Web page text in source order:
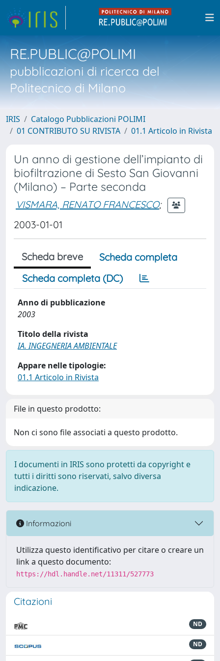
RE.PUBLIC@POLIMI
pubblicazioni di ricerca del
Politecnico di Milano
IRIS
Catalogo Pubblicazioni POLIMI
01 CONTRIBUTO SU RIVISTA
01.1 Articolo in Rivista
Un anno di gestione dell’impianto di
biofiltrazione di Sesto San Giovanni
(Milano) – Parte seconda
VISMARA, RENATO FRANCESCO;
2003-01-01
Scheda breve
Scheda completa
Scheda completa (DC)
Anno di pubblicazione
2003
Titolo della rivista
IA. INGEGNERIA AMBIENTALE
Appare nelle tipologie:
01.1 Articolo in Rivista
File in questo prodotto:
Non ci sono file associati a questo prodotto.
I documenti in IRIS sono protetti da copyright e
tutti i diritti sono riservati, salvo diversa
indicazione.
Informazioni
Utilizza questo identificativo per citare o creare un
link a questo documento:
https://hdl.handle.net/11311/527773
Citazioni
ND
ND